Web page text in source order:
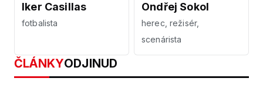
Iker Casillas
fotbalista
Ondřej Sokol
herec, režisér,
scenárista
ČLÁNKYODJINUD